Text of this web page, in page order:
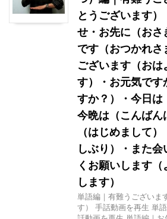
とうございます）
せ・お先に（おさ
です（おつかれさ
ございます（おは
す）・お元気です
すか？）・今日は
今晩は（こんばん
（はじめまして
しぶり）・また
くお願いします
します）
単語編｜有難うございま
す） 手話動画を再生 単